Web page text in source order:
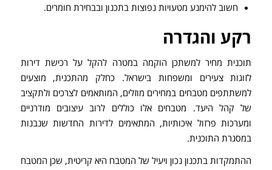
חשוב להימנע מטעויות נפוצות בתכנון ובבחירת חומרים.
רקע והגדרה
תוכנית מחיר למשתכן הוקמה במטרה להקל על רכישת דירות
לזוגות צעירים ומשפחות בישראל. כחלק מהתכנית, מוצעים
למשתתפים מטבחים במחירים מוזלים, המותאמים לצרכים ולתקציב
של קהל היעד. מטבחים אלו כוללים לרוב עיצובים מודרניים
ומערכות פרזול איכותיות, המתאימים לדירות החדשות שנבנות
במסגרת התוכנית.
ההתמקדות בתכנון נכון ויעיל של המטבח היא קריטית, שכן המטבח